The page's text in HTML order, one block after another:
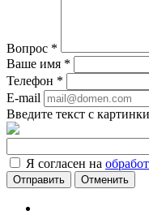
Вопрос *
Ваше имя *
Телефон *
E-mail
Введите текст с картинки
Я согласен на
Отменить